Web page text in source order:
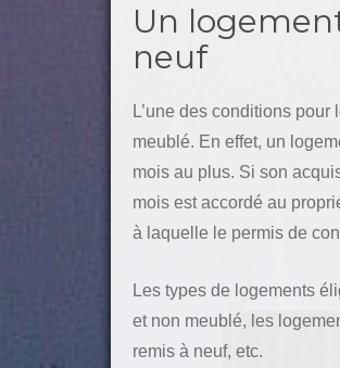
Un
neuf
L’une des conditions
meublé. En effet, un
mois au plus. Si son
mois est accordé au
à laquelle le permis de
Les types de logements
et non meublé, les
remis à neuf, etc.